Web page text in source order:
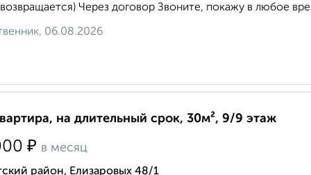
Через договор Звоните, покажу в любое
06.08.2026
на длительный срок, 30м², 9/9 этаж
₽ в месяц
район, Елизаровых 48/1